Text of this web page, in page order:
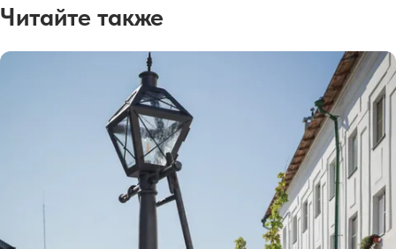
Читайте также